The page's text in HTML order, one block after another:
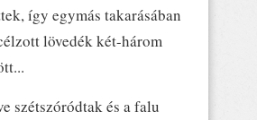
így egymás takarásában
lövedék két-három
szétszóródtak és a falu